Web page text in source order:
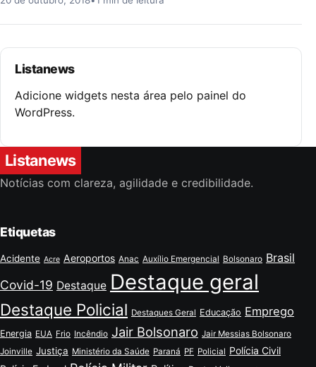
Listanews
Adicione widgets nesta área pelo painel do
WordPress.
Listanews
Notícias com clareza, agilidade e credibilidade.
Etiquetas
Acidente Acre Aeroportos Anac Auxílio Emergencial Bolsonaro Brasil
Covid-19 Destaque Destaque geral
Destaque Policial Destaques Geral Educação Emprego
Energia EUA Frio Incêndio Jair Bolsonaro Jair Messias Bolsonaro
Joinville Justiça Ministério da Saúde Paraná PF Policial Polícia Civil